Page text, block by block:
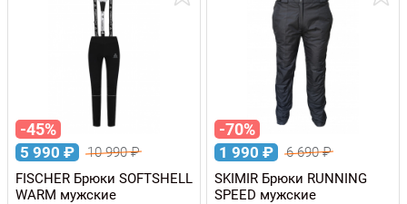
-45%
5 990 ₽ 10 990₽
FISCHER Брюки SOFTSHELL
WARM мужские
-70%
1 990 ₽ 6 690₽
SKIMIR Брюки RUNNING
SPEED мужские